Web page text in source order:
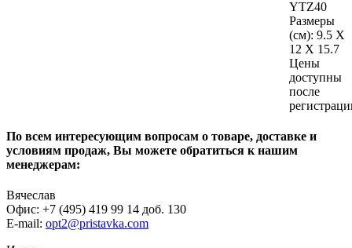
YTZ40
Размеры
(см): 9.5 X
12 X 15.7
Цены
доступны
после
По всем интересующим вопросам о товаре, доставке и
условиям продаж, Вы можете обратиться к нашим
менеджерам:
Вячеслав
Офис: +7 (495) 419 99 14 доб. 130
E-mail: opt2@pristavka.com